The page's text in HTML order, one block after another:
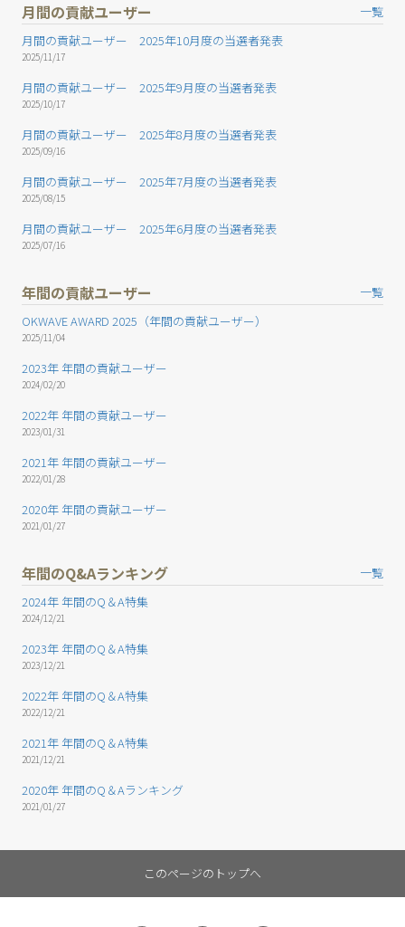
月間の貢献ユーザー
一覧
月間の貢献ユーザー 2025年10月度の当選者発表
2025/11/17
月間の貢献ユーザー 2025年9月度の当選者発表
2025/10/17
月間の貢献ユーザー 2025年8月度の当選者発表
2025/09/16
月間の貢献ユーザー 2025年7月度の当選者発表
2025/08/15
月間の貢献ユーザー 2025年6月度の当選者発表
2025/07/16
年間の貢献ユーザー
一覧
OKWAVE AWARD 2025（年間の貢献ユーザー）
2025/11/04
2023年 年間の貢献ユーザー
2024/02/20
2022年 年間の貢献ユーザー
2023/01/31
2021年 年間の貢献ユーザー
2022/01/28
2020年 年間の貢献ユーザー
2021/01/27
年間のQ&Aランキング
一覧
2024年 年間のQ＆A特集
2024/12/21
2023年 年間のQ＆A特集
2023/12/21
2022年 年間のQ＆A特集
2022/12/21
2021年 年間のQ＆A特集
2021/12/21
2020年 年間のQ＆Aランキング
2021/01/27
このページのトップへ